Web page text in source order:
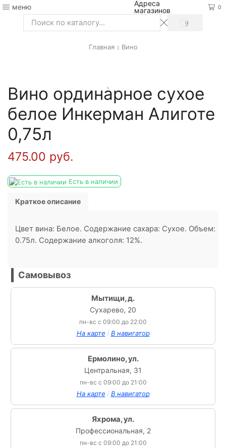
меню
Адреса
магазинов
0
Search
SEARCH
Главная Вино
Вино ординарное сухое
белое Инкерман Алиготе
0,75л
475.00 руб.
Есть в наличии
Краткое описание
Цвет вина: Белое. Содержание сахара: Сухое. Объем:
0.75л. Содержание алкоголя: 12%.
Самовывоз
Мытищи, д.
Сухарево, 20
пн-вс с 09:00 до 22:00
На карте / В навигатор
Ермолино, ул.
Центральная, 31
пн-вс с 09:00 до 21:00
На карте / В навигатор
Яхрома, ул.
Профессиональная, 2
пн-вс с 09:00 до 21:00